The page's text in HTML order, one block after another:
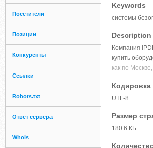
Посетители
Позиции
Конкуренты
Ссылки
Robots.txt
Ответ сервера
Whois
Keywords
системы
Description
Компания
купить
как по
Кодировка
UTF-8
Размер
180.6 КБ